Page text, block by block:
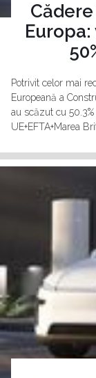
Potrivit celor mai
Europeană a
au scăzut cu
UE+EFTA+Marea